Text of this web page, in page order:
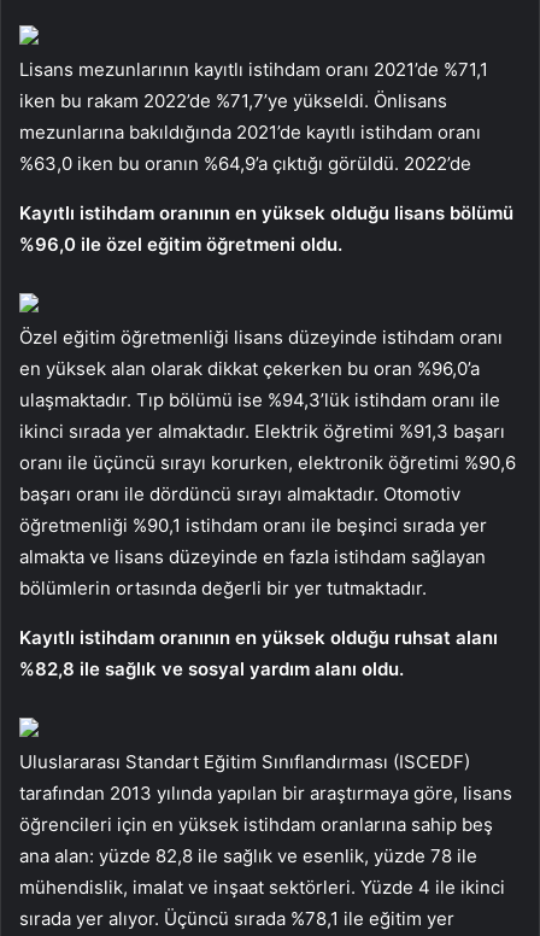
Lisans mezunlarının kayıtlı istihdam oranı 2021’de %71,1
iken bu rakam 2022’de %71,7’ye yükseldi. Önlisans
mezunlarına bakıldığında 2021’de kayıtlı istihdam oranı
%63,0 iken bu oranın %64,9’a çıktığı görüldü. 2022’de
Kayıtlı istihdam oranının en yüksek olduğu lisans bölümü
%96,0 ile özel eğitim öğretmeni oldu.
Özel eğitim öğretmenliği lisans düzeyinde istihdam oranı
en yüksek alan olarak dikkat çekerken bu oran %96,0’a
ulaşmaktadır. Tıp bölümü ise %94,3’lük istihdam oranı ile
ikinci sırada yer almaktadır. Elektrik öğretimi %91,3 başarı
oranı ile üçüncü sırayı korurken, elektronik öğretimi %90,6
başarı oranı ile dördüncü sırayı almaktadır. Otomotiv
öğretmenliği %90,1 istihdam oranı ile beşinci sırada yer
almakta ve lisans düzeyinde en fazla istihdam sağlayan
bölümlerin ortasında değerli bir yer tutmaktadır.
Kayıtlı istihdam oranının en yüksek olduğu ruhsat alanı
%82,8 ile sağlık ve sosyal yardım alanı oldu.
Uluslararası Standart Eğitim Sınıflandırması (ISCEDF)
tarafından 2013 yılında yapılan bir araştırmaya göre, lisans
öğrencileri için en yüksek istihdam oranlarına sahip beş
ana alan: yüzde 82,8 ile sağlık ve esenlik, yüzde 78 ile
mühendislik, imalat ve inşaat sektörleri. Yüzde 4 ile ikinci
sırada yer alıyor. Üçüncü sırada %78,1 ile eğitim yer